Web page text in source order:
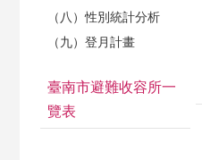
（八）性別統計分析
（九）登月計畫
臺南市避難收容所一
覽表